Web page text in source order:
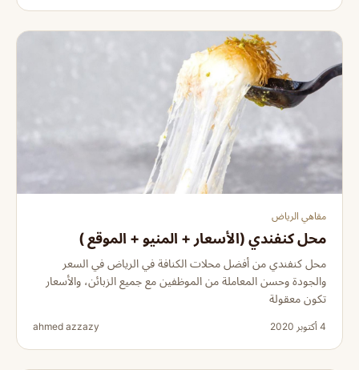
مقاهي الرياض
محل كنفندي (الأسعار + المنيو + الموقع )
محل كنفندي من أفضل محلات الكنافة في الرياض في السعر
والجودة وحسن المعاملة من الموظفين مع جميع الزبائن، والأسعار
تكون معقولة
4 أكتوبر 2020 ahmed azzazy